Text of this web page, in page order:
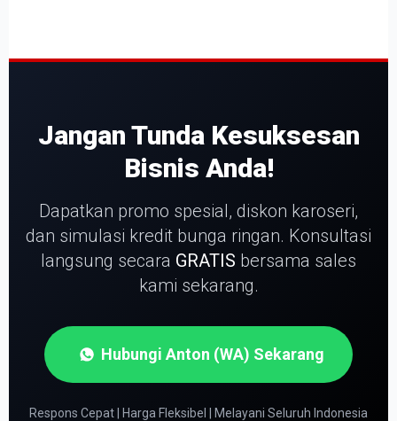
Jangan Tunda Kesuksesan
Bisnis Anda!
Dapatkan promo spesial, diskon karoseri,
dan simulasi kredit bunga ringan. Konsultasi
langsung secara GRATIS bersama sales
kami sekarang.
Hubungi Anton (WA) Sekarang
Respons Cepat | Harga Fleksibel | Melayani Seluruh Indonesia